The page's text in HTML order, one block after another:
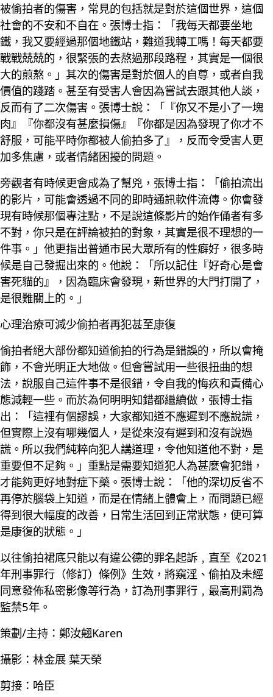
被偷拍者的傷害，常見的包括就是對於這個世界，這個
社會的不安和不自在。張博士指：「我每天都要坐地
鐵，我又要經過那個地鐵站，難道我轉工嗎！每天都要
戰戰兢兢的，很緊張的去熬過那段路程，其實是一個很
大的煎熬。」其次的傷害是對於個人的自尊，或者自我
價值的踐踏。甚至有受害人會因為嘗試去跟其他人談，
反而有了二次傷害。張博士說：「『你又不是小了一塊
肉』『你都沒有甚麼損傷』『你都是因為發現了你才不
舒服，可能平時你都被人偷拍多了』，反而令受害人更
加多焦慮，或者情緒困擾的問題。
旁觀者有時候更會成為了幫兇，張博士指：「偷拍流出
的影片，可能會透過不同的即時通訊軟件流傳。你會發
現有時候那個專注點，不是說這條影片的始作俑者有多
不對，你只是在評論被拍的對象，其實是很不理想的一
件事。」他更指出普通市民大眾所有的性癖好，很多時
候是自己發掘出來的。他說：「所以記住『好奇心是會
害死貓的』，因為臨床會發現，新世界的大門打開了，
是很難關上的。」
心理治療可減少偷拍者再犯甚至康復
偷拍者絕大部份都知道偷拍的行為是錯誤的，所以會掩
飾，不會光明正大地做。但會嘗試用一些很扭曲的想
法，說服自己這件事不是很錯，令自我的悔疚和責備心
態減輕一些。而於為何明明知錯都繼續做，張博士指
出：「這裡有個謬誤，大家都知道不應遲到不應說謊，
但實際上沒有哪幾個人，是從來沒有遲到和沒有說過
謊。所以我們純粹向犯人講道理，令他知道他不對，是
重要但不足夠。」重點是需要知道犯人為甚麼會犯錯，
才能夠更好地對症下藥。張博士說：「他的深切反省不
再停於腦袋上知道，而是在情緒上體會上，而問題已經
得到很大幅度的改善，日常生活回到正常狀態，便可算
是康復的狀態。」
以往偷拍裙底只能以有違公德的罪名起訴﹐直至《2021
年刑事罪行（修訂）條例》生效，將窺淫、偷拍及未經
同意發佈私密影像等行為，訂為刑事罪行﹐最高刑罰為
監禁5年。
策劃/主持：鄭汝翹Karen
攝影：林金展 葉天榮
剪接：哈臣